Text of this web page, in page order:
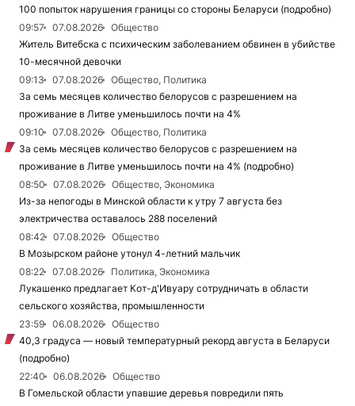
100 попыток нарушения границы со стороны Беларуси (подробно)
09:57
07.08.2026
Общество
Житель Витебска с психическим заболеванием обвинен в убийстве
10-месячной девочки
09:13
07.08.2026
Общество, Политика
За семь месяцев количество белорусов с разрешением на
проживание в Литве уменьшилось почти на 4%
09:10
07.08.2026
Общество, Политика
За семь месяцев количество белорусов с разрешением на
проживание в Литве уменьшилось почти на 4% (подробно)
08:50
07.08.2026
Общество, Экономика
Из-за непогоды в Минской области к утру 7 августа без
электричества оставалось 288 поселений
08:42
07.08.2026
Общество
В Мозырском районе утонул 4-летний мальчик
08:22
07.08.2026
Политика, Экономика
Лукашенко предлагает Кот-д'Ивуару сотрудничать в области
сельского хозяйства, промышленности
23:59
06.08.2026
Общество
40,3 градуса — новый температурный рекорд августа в Беларуси
(подробно)
22:40
06.08.2026
Общество
В Гомельской области упавшие деревья повредили пять